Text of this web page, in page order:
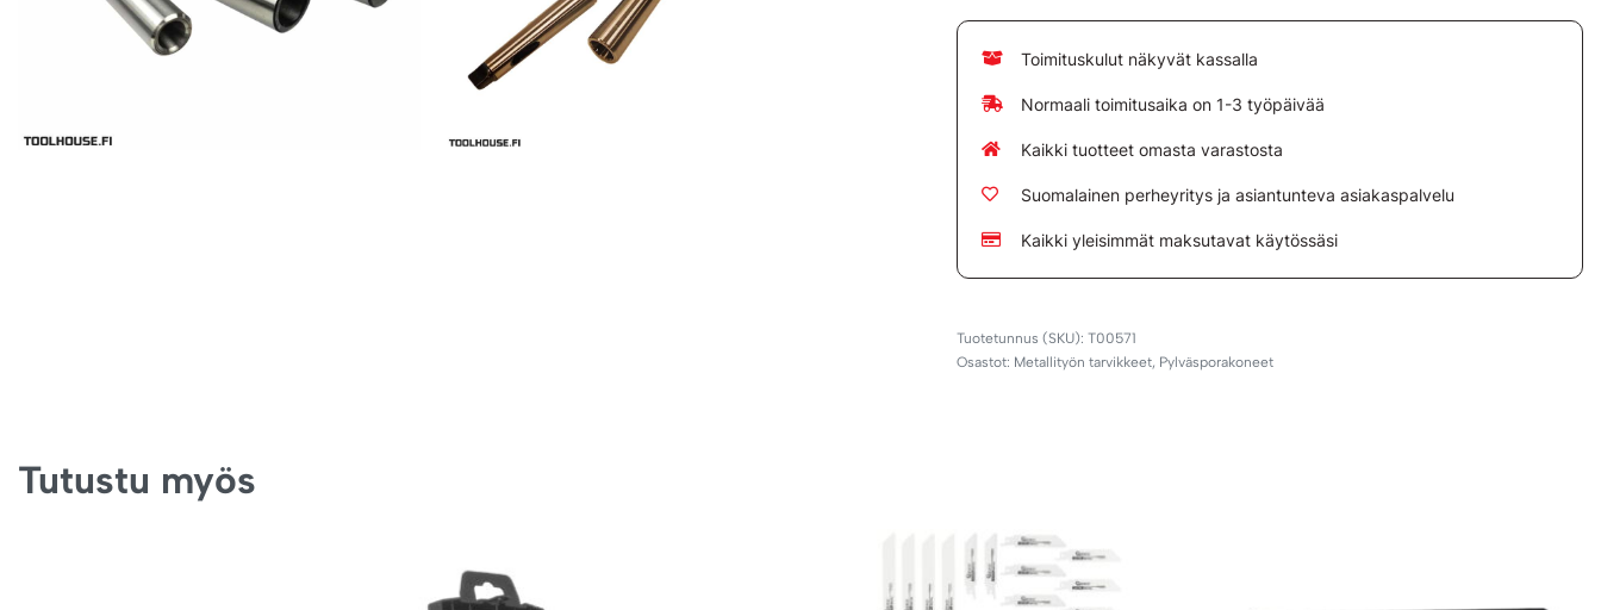
Toimituskulut näkyvät kassalla
Normaali toimitusaika on 1-3 työpäivää
Kaikki tuotteet omasta varastosta
Suomalainen perheyritys ja asiantunteva asiakaspalvelu
Kaikki yleisimmät maksutavat käytössäsi
T00571
Osastot: Metallityön tarvikkeet, Pylväsporakoneet
Tutustu myös